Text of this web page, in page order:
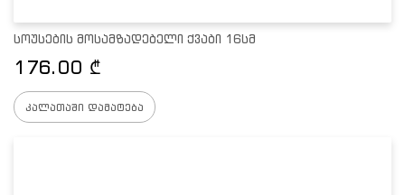
სოუსების მოსამზადებელი ქვაბი 16სმ
176.00 ₾
კალათაში დამატება